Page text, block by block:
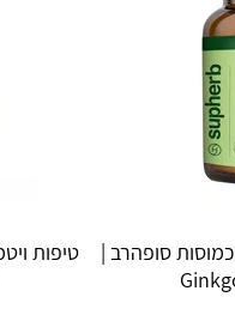
תמצית גינקו בילובה 60 כמוסות סופהרב |